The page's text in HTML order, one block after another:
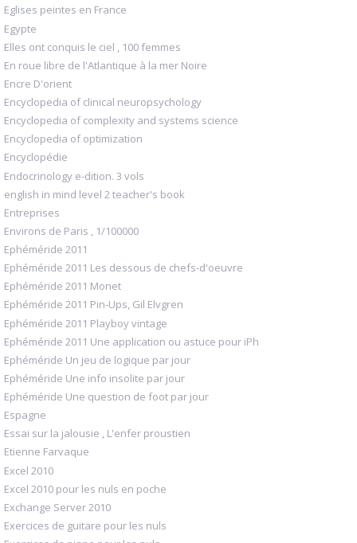
Eglises peintes en France
Egypte
Elles ont conquis le ciel , 100 femmes
En roue libre de l'Atlantique à la mer Noire
Encre D'orient
Encyclopedia of clinical neuropsychology
Encyclopedia of complexity and systems science
Encyclopedia of optimization
Encyclopédie
Endocrinology e-dition. 3 vols
english in mind level 2 teacher's book
Entreprises
Environs de Paris , 1/100000
Ephéméride 2011
Ephéméride 2011 Les dessous de chefs-d'oeuvre
Ephéméride 2011 Monet
Ephéméride 2011 Pin-Ups, Gil Elvgren
Ephéméride 2011 Playboy vintage
Ephéméride 2011 Une application ou astuce pour iPh
Ephéméride Un jeu de logique par jour
Ephéméride Une info insolite par jour
Ephéméride Une question de foot par jour
Espagne
Essai sur la jalousie , L'enfer proustien
Etienne Farvaque
Excel 2010
Excel 2010 pour les nuls en poche
Exchange Server 2010
Exercices de guitare pour les nuls